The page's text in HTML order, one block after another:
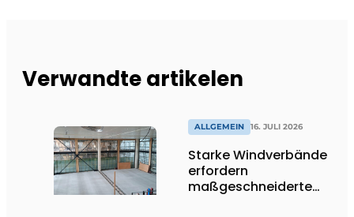
Verwandte artikelen
ALLGEMEIN 16. JULI 2026
Starke Windverbände
erfordern
maßgeschneiderte